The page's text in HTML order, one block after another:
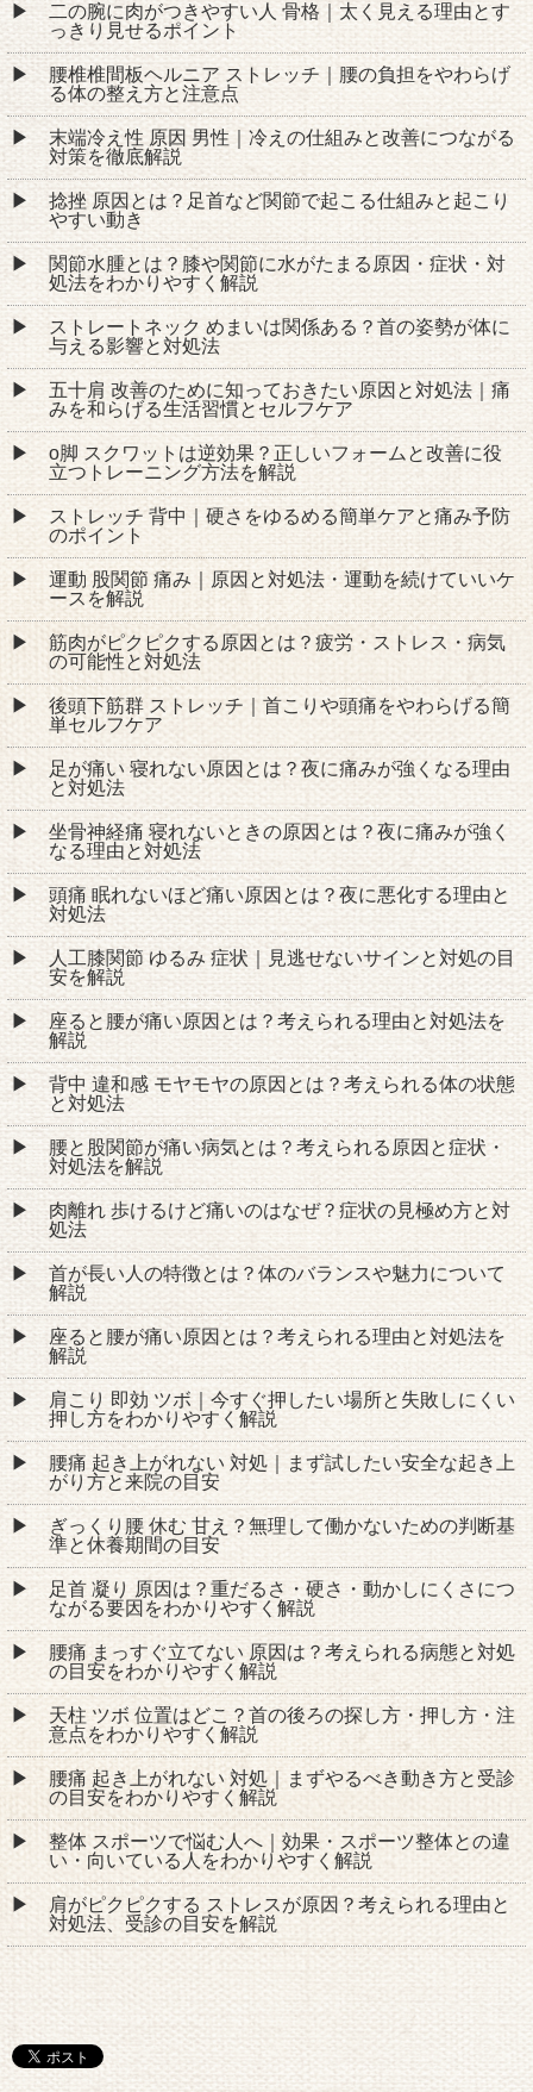
二の腕に肉がつきやすい人 骨格｜太く見える理由とす
っきり見せるポイント
腰椎椎間板ヘルニア ストレッチ｜腰の負担をやわらげ
る体の整え方と注意点
末端冷え性 原因 男性｜冷えの仕組みと改善につながる
対策を徹底解説
捻挫 原因とは？足首など関節で起こる仕組みと起こり
やすい動き
関節水腫とは？膝や関節に水がたまる原因・症状・対
処法をわかりやすく解説
ストレートネック めまいは関係ある？首の姿勢が体に
与える影響と対処法
五十肩 改善のために知っておきたい原因と対処法｜痛
みを和らげる生活習慣とセルフケア
o脚 スクワットは逆効果？正しいフォームと改善に役
立つトレーニング方法を解説
ストレッチ 背中｜硬さをゆるめる簡単ケアと痛み予防
のポイント
運動 股関節 痛み｜原因と対処法・運動を続けていいケ
ースを解説
筋肉がピクピクする原因とは？疲労・ストレス・病気
の可能性と対処法
後頭下筋群 ストレッチ｜首こりや頭痛をやわらげる簡
単セルフケア
足が痛い 寝れない原因とは？夜に痛みが強くなる理由
と対処法
坐骨神経痛 寝れないときの原因とは？夜に痛みが強く
なる理由と対処法
頭痛 眠れないほど痛い原因とは？夜に悪化する理由と
対処法
人工膝関節 ゆるみ 症状｜見逃せないサインと対処の目
安を解説
座ると腰が痛い原因とは？考えられる理由と対処法を
解説
背中 違和感 モヤモヤの原因とは？考えられる体の状態
と対処法
腰と股関節が痛い病気とは？考えられる原因と症状・
対処法を解説
肉離れ 歩けるけど痛いのはなぜ？症状の見極め方と対
処法
首が長い人の特徴とは？体のバランスや魅力について
解説
座ると腰が痛い原因とは？考えられる理由と対処法を
解説
肩こり 即効 ツボ｜今すぐ押したい場所と失敗しにくい
押し方をわかりやすく解説
腰痛 起き上がれない 対処｜まず試したい安全な起き上
がり方と来院の目安
ぎっくり腰 休む 甘え？無理して働かないための判断基
準と休養期間の目安
足首 凝り 原因は？重だるさ・硬さ・動かしにくさにつ
ながる要因をわかりやすく解説
腰痛 まっすぐ立てない 原因は？考えられる病態と対処
の目安をわかりやすく解説
天柱 ツボ 位置はどこ？首の後ろの探し方・押し方・注
意点をわかりやすく解説
腰痛 起き上がれない 対処｜まずやるべき動き方と受診
の目安をわかりやすく解説
整体 スポーツで悩む人へ｜効果・スポーツ整体との違
い・向いている人をわかりやすく解説
肩がピクピクする ストレスが原因？考えられる理由と
対処法、受診の目安を解説